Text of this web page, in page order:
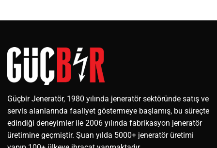
Güçbir Jeneratör, 1980 yılında jeneratör sektöründe satış ve
servis alanlarında faaliyet göstermeye başlamış, bu süreçte
edindiği deneyimler ile 2006 yılında fabrikasyon jeneratör
üretimine geçmiştir. Şuan yılda 5000+ jeneratör üretimi